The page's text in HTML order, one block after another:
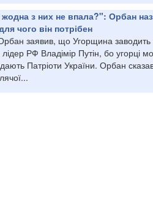
з них не впала?": Орбан
чого він потрібен
заявив, що Угорщина заводить
РФ Владімір Путін, бо угорці
Патріоти України. Орбан